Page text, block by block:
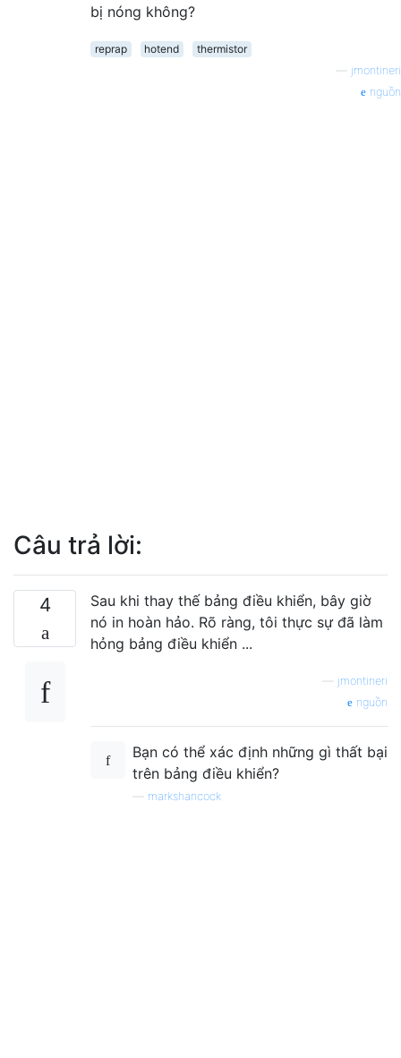
bị nóng không?
reprap hotend
thermistor
jmontineri
nguồn
Câu trả lời:
4
Sau khi thay thế bảng điều khiển, bây giờ
nó in hoàn hảo. Rõ ràng, tôi thực sự đã làm
hỏng bảng điều khiển ...
jmontineri
nguồn
Bạn có thể xác định những gì thất bại
trên bảng điều khiển?
markshancock